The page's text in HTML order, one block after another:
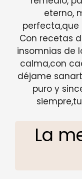
eterno,
Con recetas
insomnias de
calma,con
déjame
puro y
La